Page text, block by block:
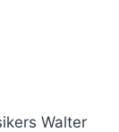
Walter